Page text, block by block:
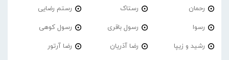
رحمان رستاک رستم رضایی
رسوا رسول باقری رسول کوهی
رشید و زیپا رضا آذریان رضا آرتور